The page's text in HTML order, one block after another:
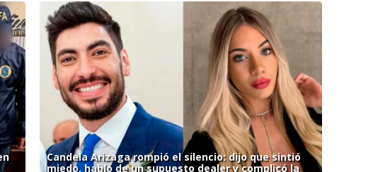
Candela Arizaga rompió el silencio: dijo que sintió
miedo, habló de un supuesto dealer y complicó la